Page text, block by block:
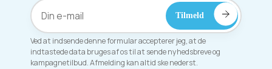
Ved at indsende denne formular accepterer jeg, at de
indtastede data bruges af os til at sende nyhedsbreve og
kampagnetilbud. Afmelding kan altid ske nederst.